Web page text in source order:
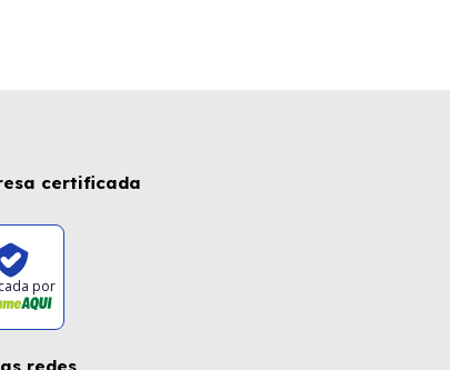
certificada
por